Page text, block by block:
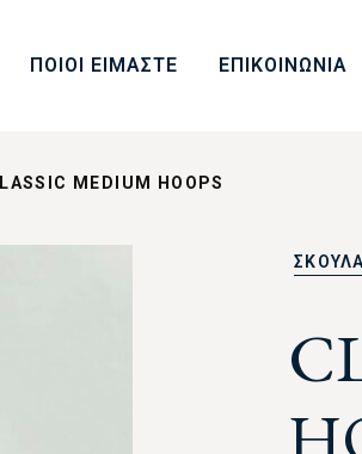
ΠΟΙΟΙ ΕΙΜΑΣΤΕ ΕΠΙΚΟΙΝΩΝΙΑ
MEDIUM HOOPS